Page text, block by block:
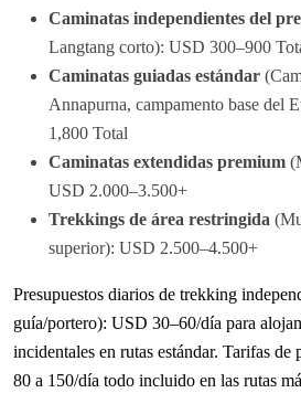
Caminatas independientes del
Langtang corto): USD 300–900
Caminatas guiadas estándar
Annapurna, campamento base del
1,800 Total
Caminatas extendidas premium
USD 2.000–3.500+
Trekkings de área restringida
superior): USD 2.500–4.500+
Presupuestos diarios de trekking
guía/portero): USD 30–60/día para
incidentales en rutas estándar. Tarifas de
80 a 150/día todo incluido en las rutas